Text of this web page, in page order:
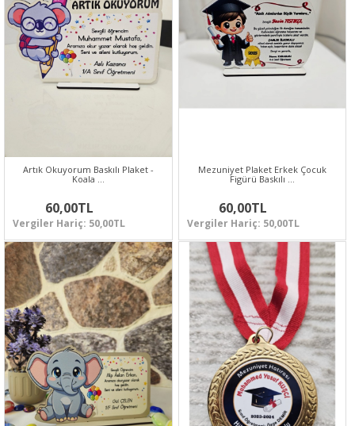
Artık Okuyorum Baskılı Plaket -
Koala …
60,00TL
Vergiler Hariç: 50,00TL
Mezuniyet Plaket Erkek Çocuk
Figürü Baskılı …
60,00TL
Vergiler Hariç: 50,00TL